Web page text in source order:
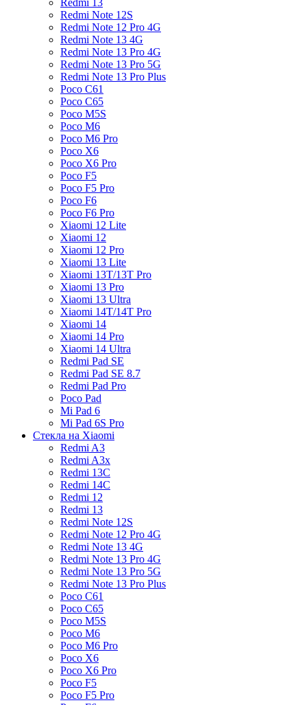
Redmi Note 12S
Redmi Note 12 Pro 4G
Redmi Note 13 4G
Redmi Note 13 Pro 4G
Redmi Note 13 Pro 5G
Redmi Note 13 Pro Plus
Poco C61
Poco C65
Poco M5S
Poco M6
Poco M6 Pro
Poco X6
Poco X6 Pro
Poco F5
Poco F5 Pro
Poco F6
Poco F6 Pro
Xiaomi 12 Lite
Xiaomi 12
Xiaomi 12 Pro
Xiaomi 13 Lite
Xiaomi 13T/13T Pro
Xiaomi 13 Pro
Xiaomi 13 Ultra
Xiaomi 14T/14T Pro
Xiaomi 14
Xiaomi 14 Pro
Xiaomi 14 Ultra
Redmi Pad SE
Redmi Pad SE 8.7
Redmi Pad Pro
Poco Pad
Mi Pad 6
Mi Pad 6S Pro
Стекла на Xiaomi
Redmi A3
Redmi A3x
Redmi 13C
Redmi 14C
Redmi 12
Redmi 13
Redmi Note 12S
Redmi Note 12 Pro 4G
Redmi Note 13 4G
Redmi Note 13 Pro 4G
Redmi Note 13 Pro 5G
Redmi Note 13 Pro Plus
Poco C61
Poco C65
Poco M5S
Poco M6
Poco M6 Pro
Poco X6
Poco X6 Pro
Poco F5
Poco F5 Pro